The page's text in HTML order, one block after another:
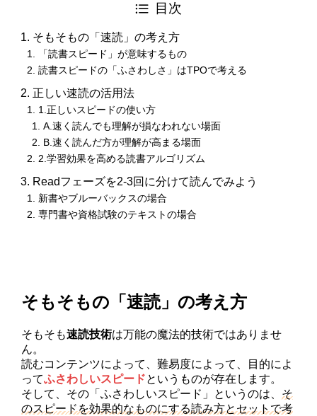
目次
そもそもの「速読」の考え方
「読書スピード」が意味するもの
読書スピードの「ふさわしさ」はTPOで考える
正しい速読の活用法
1.正しいスピードの使い方
A.速く読んでも理解が損なわれない場面
B.速く読んだ方が理解が高まる場面
2.学習効果を高める読書アルゴリズム
Readフェーズを2-3回に分けて読んでみよう
新書やブルーバックスの場合
専門書や資格試験のテキストの場合
そもそもの「速読」の考え方
そもそも速読技術は万能の魔法的技術ではありませ
ん。
読むコンテンツによって、難易度によって、目的によ
ってふさわしいスピードというものが存在します。
そして、その「ふさわしいスピード」というのは、 そ
のスピードを効果的なものにする読み方とセットで考